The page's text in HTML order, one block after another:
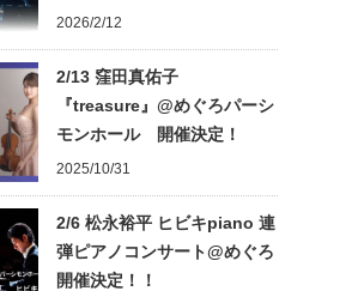
2026/2/12
2/13 窪田真佑子
『treasure』@めぐろパーシ
モンホール 開催決定！
2025/10/31
2/6 松永裕平 ヒビキpiano 連
弾ピアノコンサート@めぐろ
開催決定！！